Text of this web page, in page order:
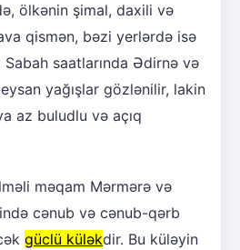
ölkənin şimal, daxili və
qismən, bəzi yerlərdə isə
saatlarında Ədirnə və
yağışlar gözlənilir, lakin
az buludlu və açıq
məqam Mərmərə və
cənub və cənub-qərb
güclü küləkdir. Bu küləyin